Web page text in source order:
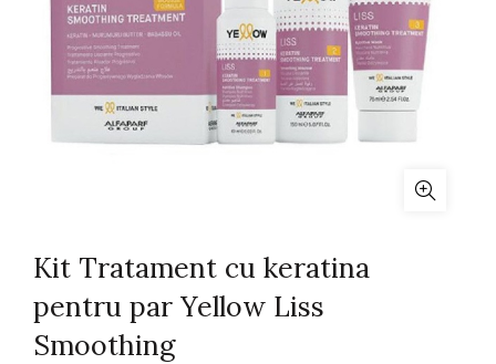
Kit Tratament cu keratina
pentru par Yellow Liss
Smoothing